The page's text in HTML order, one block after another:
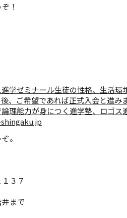
！
学ゼミナール生徒の性格、生活環
、ご希望であれば正式入会と進み
理能力が身につく進学塾、ロゴ
。
３７
まで